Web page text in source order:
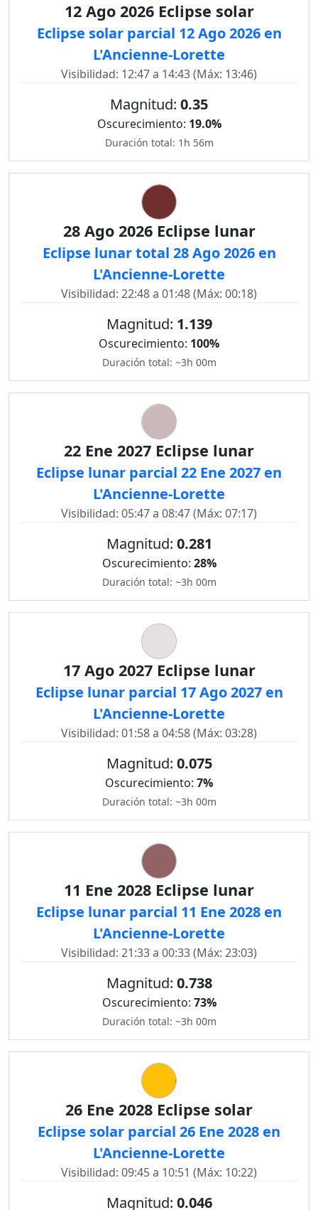
12 Ago 2026 Eclipse solar
Eclipse solar parcial 12 Ago 2026 en
L'Ancienne-Lorette
Visibilidad: 12:47 a 14:43 (Máx: 13:46)
Magnitud: 0.35
Oscurecimiento: 19.0%
Duración total: 1h 56m
28 Ago 2026 Eclipse lunar
Eclipse lunar total 28 Ago 2026 en
L'Ancienne-Lorette
Visibilidad: 22:48 a 01:48 (Máx: 00:18)
Magnitud: 1.139
Oscurecimiento: 100%
Duración total: ~3h 00m
22 Ene 2027 Eclipse lunar
Eclipse lunar parcial 22 Ene 2027 en
L'Ancienne-Lorette
Visibilidad: 05:47 a 08:47 (Máx: 07:17)
Magnitud: 0.281
Oscurecimiento: 28%
Duración total: ~3h 00m
17 Ago 2027 Eclipse lunar
Eclipse lunar parcial 17 Ago 2027 en
L'Ancienne-Lorette
Visibilidad: 01:58 a 04:58 (Máx: 03:28)
Magnitud: 0.075
Oscurecimiento: 7%
Duración total: ~3h 00m
11 Ene 2028 Eclipse lunar
Eclipse lunar parcial 11 Ene 2028 en
L'Ancienne-Lorette
Visibilidad: 21:33 a 00:33 (Máx: 23:03)
Magnitud: 0.738
Oscurecimiento: 73%
Duración total: ~3h 00m
26 Ene 2028 Eclipse solar
Eclipse solar parcial 26 Ene 2028 en
L'Ancienne-Lorette
Visibilidad: 09:45 a 10:51 (Máx: 10:22)
Magnitud: 0.046